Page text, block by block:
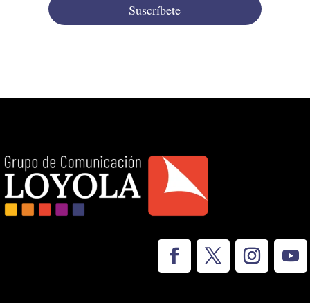
Suscríbete